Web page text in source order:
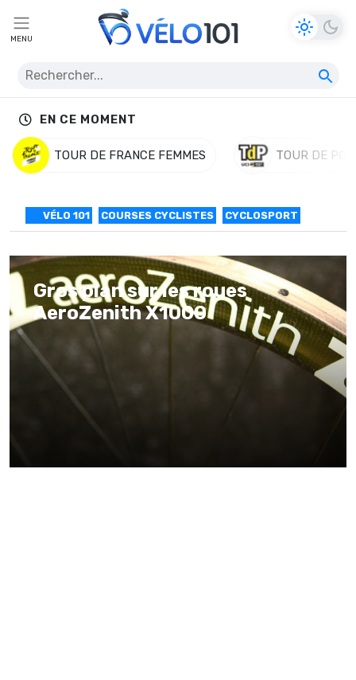
MENU
EN CE MOMENT
TOUR DE FRANCE FEMMES TOUR DE
VÉLO 101 COURSES CYCLISTES CYCLOSPORT
Gros plan sur les roues
AeroZenith X1000